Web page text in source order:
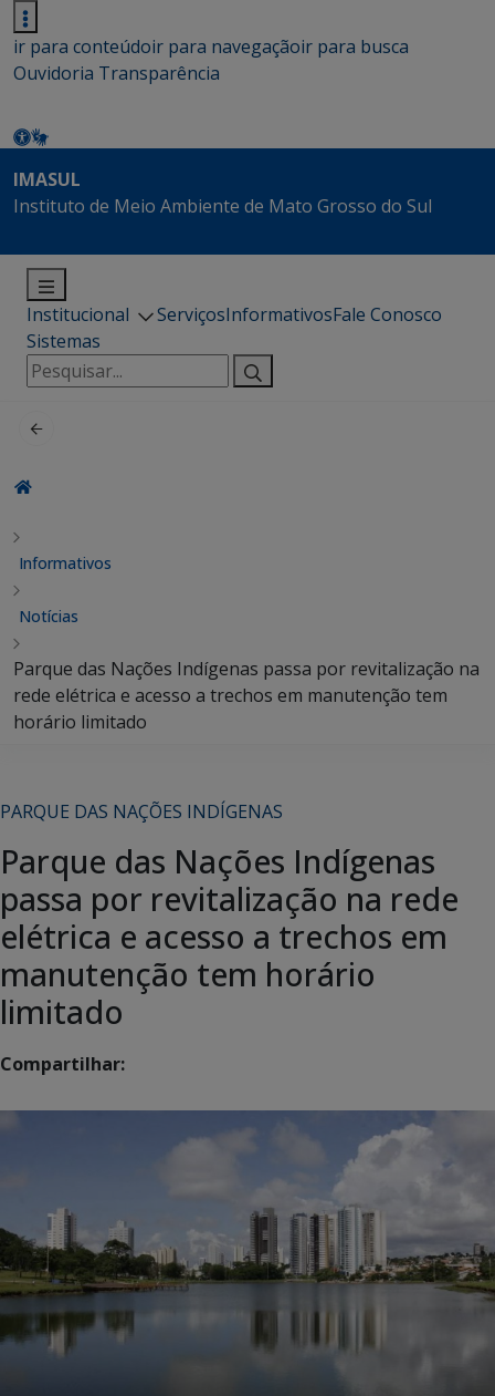
ir para conteúdoir para navegaçãoir para busca
Ouvidoria Transparência
IMASUL
Instituto de Meio Ambiente de Mato Grosso do Sul
Institucional ServiçosInformativosFale Conosco
Sistemas
Pesquisar
por:
Informativos
Notícias
Parque das Nações Indígenas passa por revitalização na
rede elétrica e acesso a trechos em manutenção tem
horário limitado
PARQUE DAS NAÇÕES INDÍGENAS
Parque das Nações Indígenas
passa por revitalização na rede
elétrica e acesso a trechos em
manutenção tem horário
limitado
Compartilhar: